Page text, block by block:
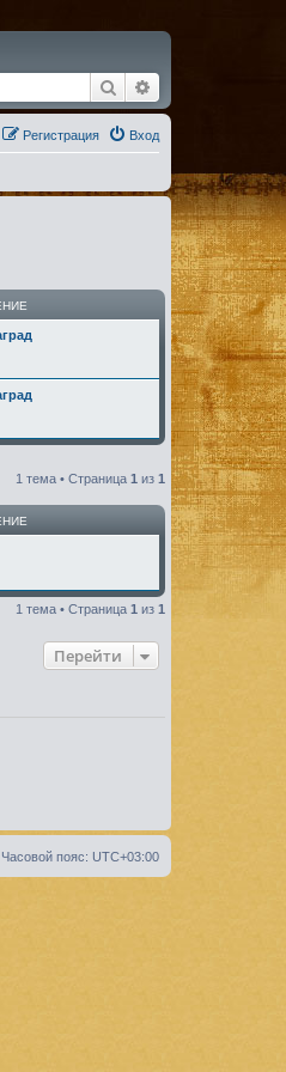
Поиск
Вход
Регистрация
1 тема • Страница 1 из 1
1 тема • Страница 1 из 1
Перейти
Часовой пояс: UTC+03:00